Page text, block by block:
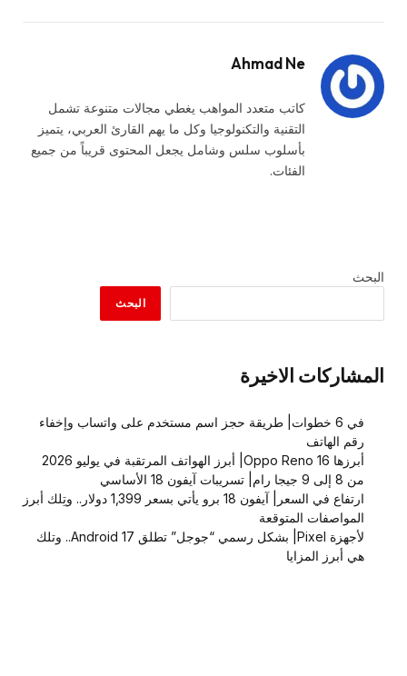
Ahmad Ne
كاتب متعدد المواهب يغطي مجالات متنوعة تشمل
التقنية والتكنولوجيا وكل ما يهم القارئ العربي، يتميز
بأسلوب سلس وشامل يجعل المحتوى قريباً من جميع
الفئات.
البحث
البحث
المشاركات الاخيرة
في 6 خطوات| طريقة حجز اسم مستخدم على واتساب وإخفاء
رقم الهاتف
أبرزها Oppo Reno 16| أبرز الهواتف المرتقبة في يوليو 2026
من 8 إلى 9 جيجا رام| تسريبات آيفون 18 الأساسي
ارتفاع في السعر| آيفون 18 برو يأتي بسعر 1,399 دولار.. وتِلك أبرز
المواصفات المتوقعة
لأجهزة Pixel| بشكل رسمي “جوجل” تطلق Android 17.. وتلك
هي أبرز المزايا